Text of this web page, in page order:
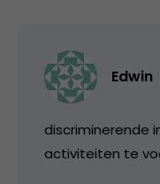
Edwin
discriminerende
activiteiten te